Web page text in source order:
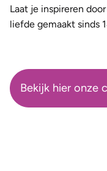
Laat je inspireren
liefde gemaakt sinds
Bekijk hier onze